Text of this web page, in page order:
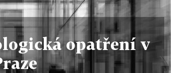
opatření v